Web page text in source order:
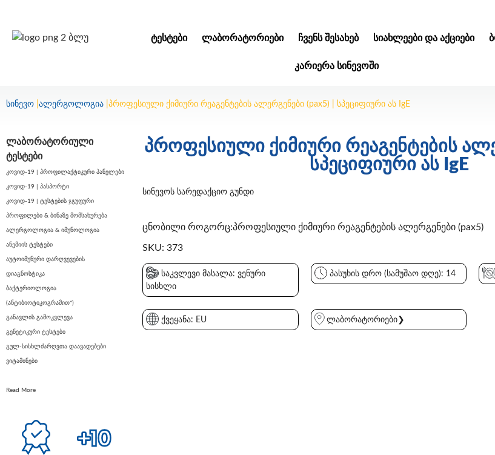
ᲢᲔᲡᲢᲔᲑᲘ ᲚᲐᲑᲝᲠᲐᲢᲝᲠᲘᲔᲑᲘ ᲩᲕᲔᲜᲡ ᲨᲔᲡᲐᲮᲔᲑ ᲡᲘᲐᲮᲚᲔᲔᲑᲘ ᲓᲐ ᲐᲥᲪᲘᲔᲑᲘ
ᲙᲐᲠᲘᲔᲠᲐ ᲡᲘᲜᲔᲕᲝᲨᲘ
სინევო ალერგოლოგია პროფესიული ქიმიური რეაგენტების ალერგენები (pax5) | სპეციფიური ას IgE
ლაბორატორიული
ტესტები
კოვიდ-19 | პროფილაქტიკური პანელები
კოვიდ-19 | პასპორტი
კოვიდ-19 | ტესტების ჯგუფური
პროფილები & ბინაზე მომსახურება
ალერგოლოგია & იმუნოლოგია
ანემიის ტესტები
აუტოიმუნური დარღვევების
დიაგნოსტიკა
ბაქტერიოლოგია
(ანტიბიოტიკოგრამით*)
განავლის გამოკვლევა
გენეტიკური ტესტები
გულ-სისხლძარღვთა დაავადებები
ვიტამინები
Read More
პროფესიული ქიმიური რეაგენტების
სპეციფიური ას IgE
სინევოს სარედაქციო გუნდი
ცნობილი როგორც:პროფესიული ქიმიური რეაგენტების ალერგენები (pax5)
SKU: 373
საკვლევი მასალა: ვენური
სისხლი
პასუხის დრო (სამუშაო დღე): 14
ქვეყანა: EU ლაბორატორიები❯